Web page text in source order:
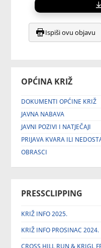
OPĆINA KRIŽ
DOKUMENTI OPĆINE KRIŽ
JAVNA NABAVA
JAVNI POZIVI I NATJEČAJI
PRIJAVA KVARA ILI
OBRASCI
PRESSCLIPPING
KRIŽ INFO 2025.
KRIŽ INFO PROSINAC 2024.
CROSS HILL RUN & KRIGL
Ispiši ovu objavu